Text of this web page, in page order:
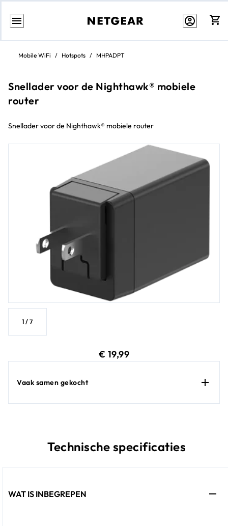
Direct
inhoudMobile WiFi / Hotspots / MHPADPT
Snellader voor de Nighthawk® mobiele
router
Snellader voor de Nighthawk® mobiele router
1 /7
€ 19,99huidige prijs € 19,99
Vaak samen gekocht
Technische specificaties
WAT IS INBEGREPEN